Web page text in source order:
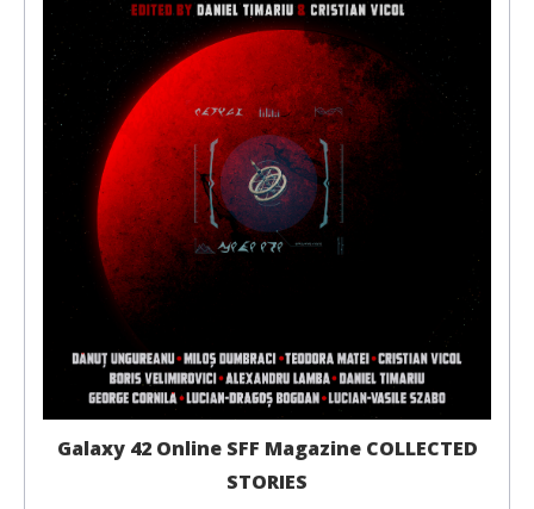
Galaxy 42 Online SFF Magazine COLLECTED
STORIES